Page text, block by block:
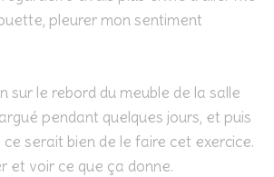
pleurer mon sentiment
sur le rebord du meuble de la salle
pendant quelques jours, et puis
ce serait bien de le faire cet exercice.
et voir ce que ça donne.